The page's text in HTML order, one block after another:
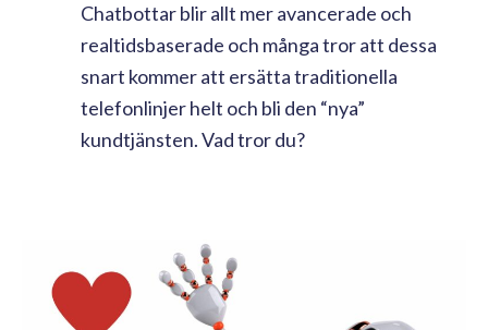
Chatbottar blir allt mer avancerade och
realtidsbaserade och många tror att dessa
snart kommer att ersätta traditionella
telefonlinjer helt och bli den “nya”
kundtjänsten. Vad tror du?